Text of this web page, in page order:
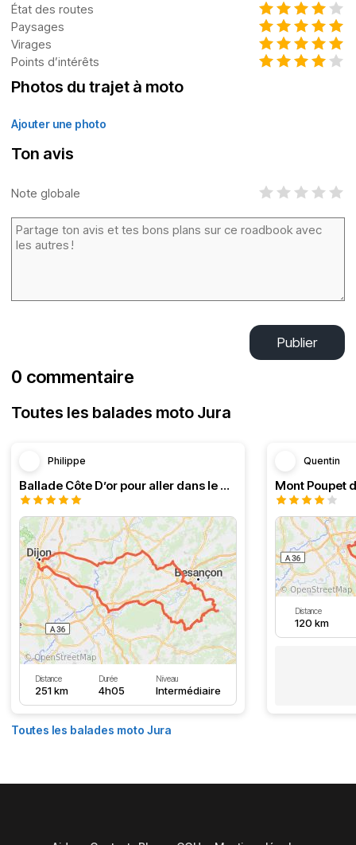
État des routes
Paysages
Virages
Points d’intérêts
Photos du trajet à moto
Ajouter une photo
Ton avis
Note globale
Publier
0 commentaire
Toutes les balades moto Jura
Philippe
Ballade Côte D’or pour aller dans le Doubs
Distance
251 km
Durée
4h05
Niveau
Intermédiaire
Quentin
Mont Poupet
Distance
120 km
Toutes les balades moto Jura